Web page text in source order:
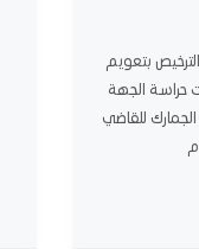
بتعويم
حراسة الجهة
إدارة الجمارك للقاضي